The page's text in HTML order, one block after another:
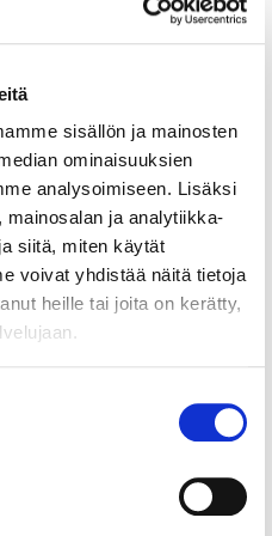
sisällön ja mainosten
ominaisuuksien
analysoimiseen. Lisäksi
ja analytiikka-
siitä, miten käytät
voivat yhdistää näitä tietoja
heille tai joita on kerätty,
Laki ei muuten
ostavien yritysten
ja sitä
ilman